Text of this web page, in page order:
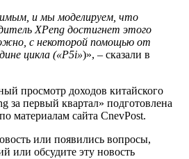
и мы моделируем, что
XPeng достигнет этого
с некоторой помощью от
цикла («P5i»)», – сказали в
просмотр доходов китайского
за первый квартал» подготовлена
материалам сайта CnevPost.
или появились вопросы,
или обсудите эту новость